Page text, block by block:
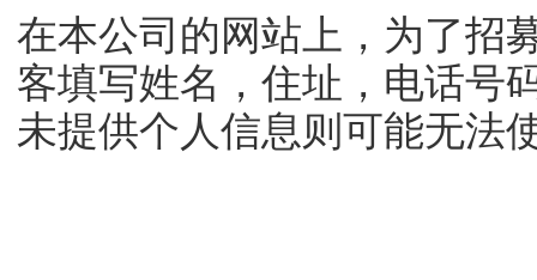
在本公司的网站上，为了招
客填写姓名，住址，电话号
未提供个人信息则可能无法